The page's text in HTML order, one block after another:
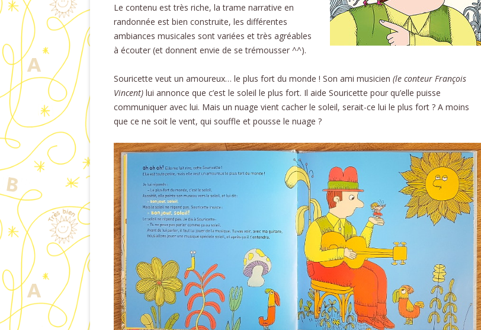
Le contenu est très riche, la trame narrative en
randonnée est bien construite, les différentes
ambiances musicales sont variées et très agréables
à écouter (et donnent envie de se trémousser ^^).
Souricette veut un amoureux… le plus fort du monde ! Son ami musicien (le conteur François
Vincent) lui annonce que c’est le soleil le plus fort. Il aide Souricette pour qu’elle puisse
communiquer avec lui. Mais un nuage vient cacher le soleil, serait-ce lui le plus fort ? A moins
que ce ne soit le vent, qui souffle et pousse le nuage ?